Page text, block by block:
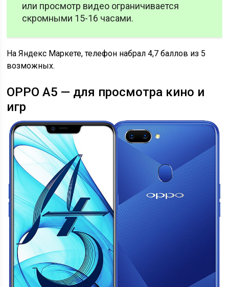
или просмотр видео ограничивается
скромными 15-16 часами.
На Яндекс Маркете, телефон набрал 4,7 баллов из 5
возможных.
OPPO A5 — для просмотра кино и
игр